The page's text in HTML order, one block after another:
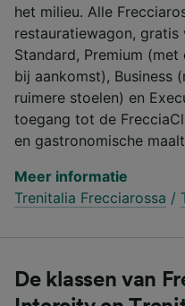
het milieu. Alle
restauratiewagon, gratis
Standard, Premium
bij aankomst), Business
ruimere stoelen) en
toegang tot de
en gastronomische
Meer informatie
Trenitalia Frecciarossa /
De klassen van